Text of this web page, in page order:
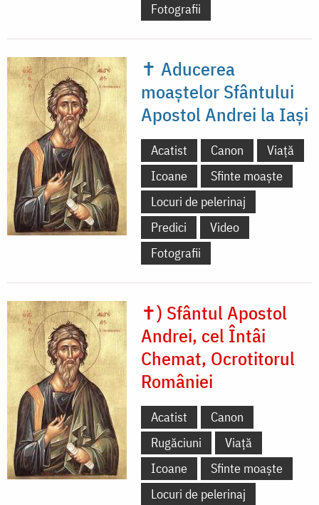
Fotografii
✝ Aducerea
moaștelor Sfântului
Apostol Andrei la Iași
Acatist Canon
Viață
Icoane
Sfinte moaște
Locuri de pelerinaj
Predici
Video
Fotografii
✝) Sfântul Apostol
Andrei, cel Întâi
Chemat, Ocrotitorul
României
Acatist
Canon
Rugăciuni
Viață
Icoane
Sfinte moaște
Locuri de pelerinaj